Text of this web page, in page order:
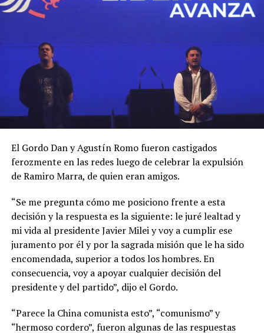
El Gordo Dan y Agustín Romo fueron castigados
ferozmente en las redes luego de celebrar la expulsión
de Ramiro Marra, de quien eran amigos.
“Se me pregunta cómo me posiciono frente a esta
decisión y la respuesta es la siguiente: le juré lealtad y
mi vida al presidente Javier Milei y voy a cumplir ese
juramento por él y por la sagrada misión que le ha sido
encomendada, superior a todos los hombres. En
consecuencia, voy a apoyar cualquier decisión del
presidente y del partido”, dijo el Gordo.
“Parece la China comunista esto”, “comunismo” y
“hermoso cordero”, fueron algunas de las respuestas